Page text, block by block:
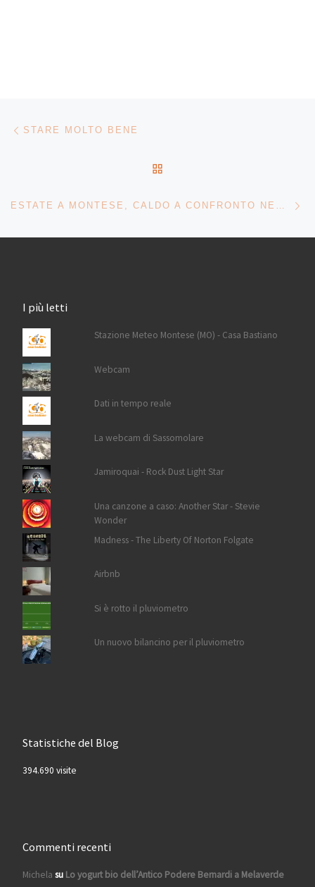
Navigazione articoli
STARE MOLTO BENE
ESTATE A MONTESE, CALDO A CONFRONTO NEGLI ULTIMI 18 ANNI
I più letti
Stazione Meteo Montese (MO) - Casa Bastiano
Webcam
Dati in tempo reale
La webcam di Sassomolare
Jamiroquai - Rock Dust Light Star
Una canzone a caso: Another Star - Stevie
Wonder
Madness - The Liberty Of Norton Folgate
Airbnb
Si è rotto il pluviometro
Un nuovo bilancino per il pluviometro
Statistiche del Blog
394.690 visite
Commenti recenti
Michela su Lo yogurt bio dell’Antico Podere Bernardi a Melaverde